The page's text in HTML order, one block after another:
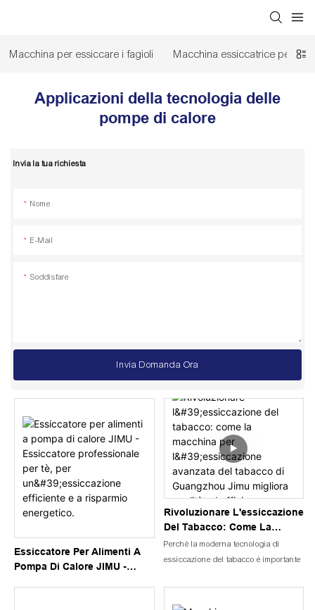
Macchina per essiccare i fagioli Macchina essiccatrice per fiori
Applicazioni della tecnologia delle
pompe di calore
Invia la tua richiesta
Nome
E-Mail
Soddisfare
Invia Domanda Ora
Essiccatore Per Alimenti A
Pompa Di Calore JIMU -
Rivoluzionare L'essiccazione
Del Tabacco: Come La
Macchina Per L'essiccazione
Avanzata Del Tabacco Di
Qualità Ed Efficienza.
Perché la moderna tecnologia di
essiccazione del tabacco è importante